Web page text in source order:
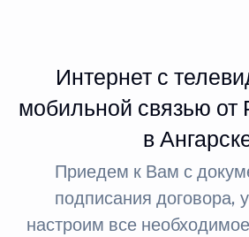
Интернет с
мобильной связью от
в
Приедем к Вам с
подписания договора,
настроим все